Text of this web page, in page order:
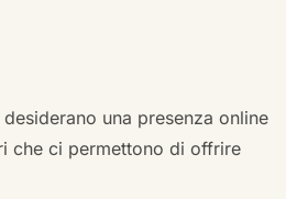
una presenza online
che ci permettono di offrire